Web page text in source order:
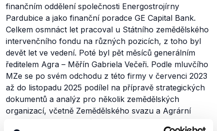
finančním oddělení společnosti Energostrojírny
Pardubice a jako finanční poradce GE Capital Bank.
Celkem osmnáct let pracoval u Státního zemědělského
intervenčního fondu na různých pozicích, z toho byl
devět let ve vedení. Poté byl pět měsíců generálním
ředitelem Agra – Měřín Gabriela Večeři. Podle mluvčího
MZe se po svém odchodu z této firmy v červenci 2023
až do listopadu 2025 podílel na přípravě strategických
dokumentů a analýz pro několik zemědělských
organizací, včetně Zemědělského svazu a Agrární
komory. Jeho spolupráci s oběma organizacemi sice